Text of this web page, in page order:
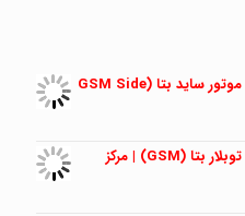
برد کرکره برقی سیمکارتی فول کانال موتور ساید بتا (GSM Side
برد کرکره برقی سیمکارتی فول کانال توبلار بتا (GSM) | مرکز